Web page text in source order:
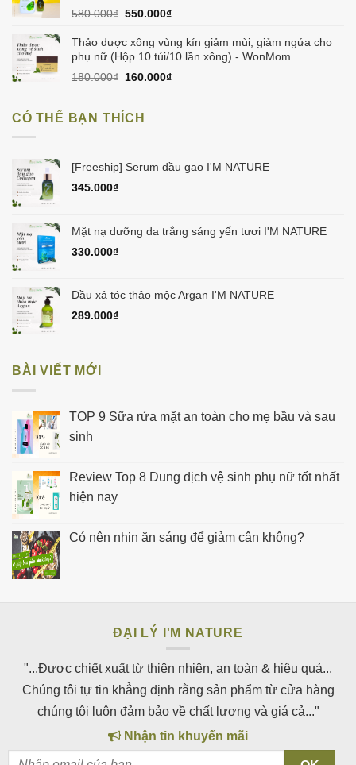
580.000₫ Giá
là:
580.000₫.
550.000₫Giá
tại
là:
Thảo dược xông vùng kín giảm mùi, giảm ngứa cho
phụ nữ (Hộp 10 túi/10 lần xông) - WonMom
180.000₫ Giá
180.000₫.
160.000₫Giá
CÓ THỂ BẠN THÍCH
[Freeship] Serum dầu gạo I'M NATURE
345.000₫
Mặt nạ dưỡng da trắng sáng yến tươi I'M NATURE
330.000₫
Dầu xả tóc thảo mộc Argan I'M NATURE
289.000₫
BÀI VIẾT MỚI
TOP 9 Sữa rửa mặt an toàn cho mẹ bầu và sau
sinh
Review Top 8 Dung dịch vệ sinh phụ nữ tốt nhất
hiện nay
Có nên nhịn ăn sáng để giảm cân không?
ĐẠI LÝ I'M NATURE
"...Được chiết xuất từ thiên nhiên, an toàn & hiệu quả...
Chúng tôi tự tin khẳng định rằng sản phẩm từ cửa hàng
chúng tôi luôn đảm bảo về chất lượng và giá cả..."
Nhận tin khuyến mãi